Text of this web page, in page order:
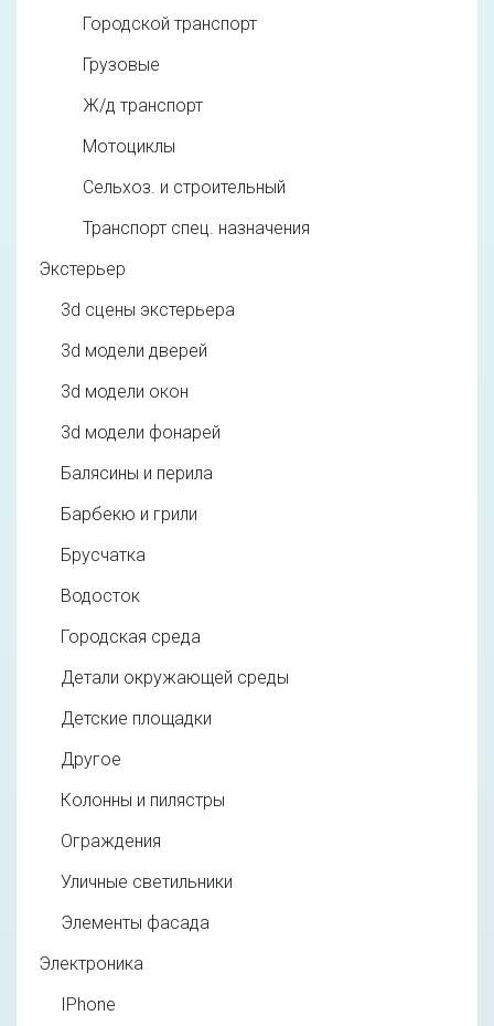
Городской транспорт
Грузовые
Ж/д транспорт
Мотоциклы
Сельхоз. и строительный
Транспорт спец. назначения
Экстерьер
3d cцены экстерьера
3d модели дверей
3d модели окон
3d модели фонарей
Балясины и перила
Барбекю и грили
Брусчатка
Водосток
Городская среда
Детали окружающей среды
Детские площадки
Другое
Колонны и пилястры
Ограждения
Уличные светильники
Элементы фасада
Электроника
IPhone